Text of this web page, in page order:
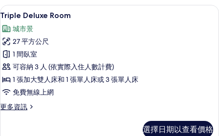
詳
情
顯
示
Triple
Deluxe
Room
的
所
有
相
高級寢具、羽絨被、迷你吧、客房內保
5
Triple Deluxe Room
城市景
27 平方公尺
1 間臥室
可容納 3 人 (依實際入住人數計費)
1 張加大雙人床和 1 張單人床或 3 張單人床
免費無線上網
更多資訊
更
選擇日期以查看價格